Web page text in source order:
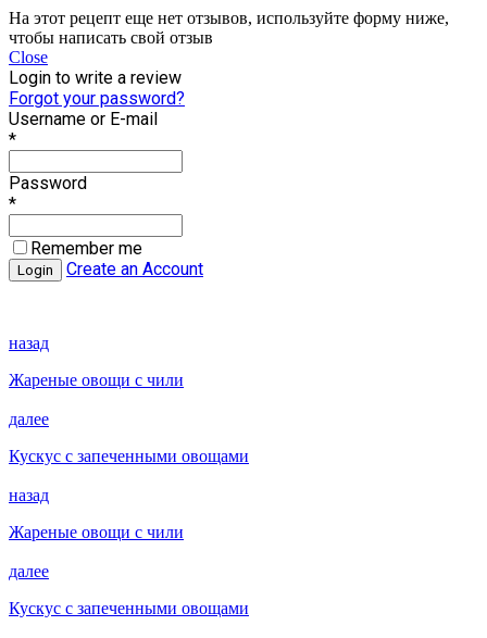
На этот рецепт еще нет отзывов, используйте форму ниже,
чтобы написать свой отзыв
Close
Login to write a review
Forgot your password?
Username or E-mail
*
Password
*
Remember me
Create an Account
назад
Жареные овощи с чили
далее
Кускус с запеченными овощами
назад
Жареные овощи с чили
далее
Кускус с запеченными овощами